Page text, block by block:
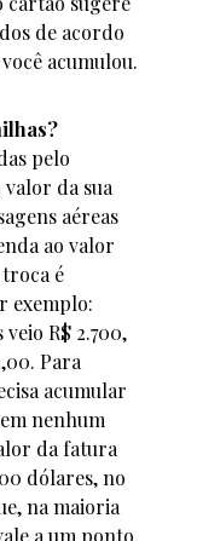
de acordo
acumulou.
pelo
da sua
aéreas
ao valor
é
exemplo:
R$ 2.700,
Para
acumular
nenhum
da fatura
dólares, no
na maioria
a um ponto.